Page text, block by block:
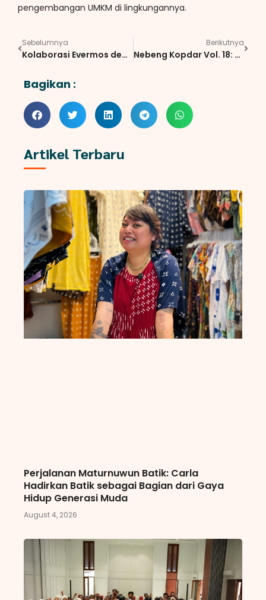
pengembangan UMKM di lingkungannya.
Sebelumnya
Kolaborasi Evermos dengan Rumah BUMN Kota Malang Gelar Workshop UMKM “Gampang Bikin Website Jualan dalam 15 Menit”
Berikutnya
Nebeng Kopdar Vol. 18: Decluttering: Merelakan yang Lalu, Menyambut Lembar Baru
Bagikan :
Artikel Terbaru
Perjalanan Maturnuwun Batik: Carla
Hadirkan Batik sebagai Bagian dari Gaya
Hidup Generasi Muda
August 4, 2026